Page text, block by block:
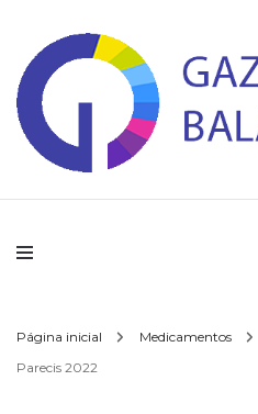
Gazeta do
Página inicial Medicamentos
Parecis 2022